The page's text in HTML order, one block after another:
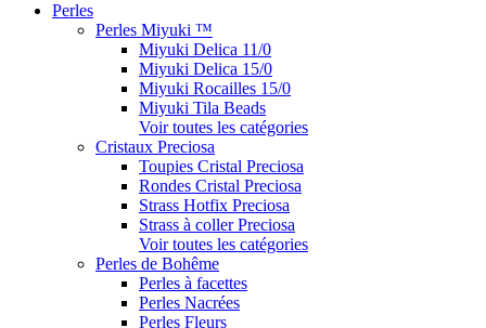
Perles
Perles Miyuki ™
Miyuki Delica 11/0
Miyuki Delica 15/0
Miyuki Rocailles 15/0
Miyuki Tila Beads
Voir toutes les catégories
Cristaux Preciosa
Toupies Cristal Preciosa
Rondes Cristal Preciosa
Strass Hotfix Preciosa
Strass à coller Preciosa
Voir toutes les catégories
Perles de Bohême
Perles à facettes
Perles Nacrées
Perles Fleurs